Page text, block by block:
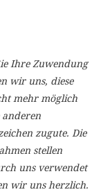
Ihre Zuwendung
wir uns, diese
mehr möglich
zugute. Die
stellen
uns verwendet
wir uns herzlich.
'Cookie-
Impressum
ALLEN